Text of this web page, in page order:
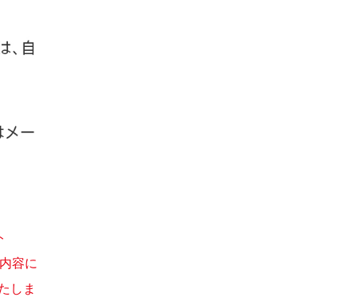
容に
しま